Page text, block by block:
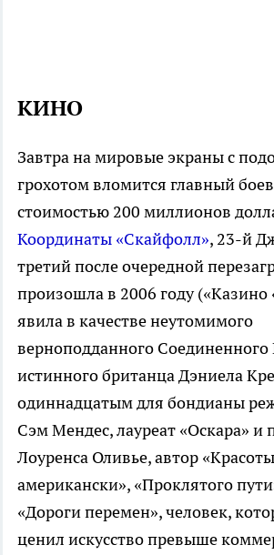
КИНО
Завтра на мировые экраны с
грохотом вломится главный
стоимостью 200 миллионов
Координаты «Скайфолл», 23-й
третий после очередной
произошла в 2006 году («Казино
явила в качестве неутомимого
верноподданного Соединенного
истинного британца Дэниела
одиннадцатым для бондианы
Сэм Мендес, лауреат «Оскара» и
Лоуренса Оливье, автор
американски», «Проклятого
«Дороги перемен», человек,
ценил искусство превыше